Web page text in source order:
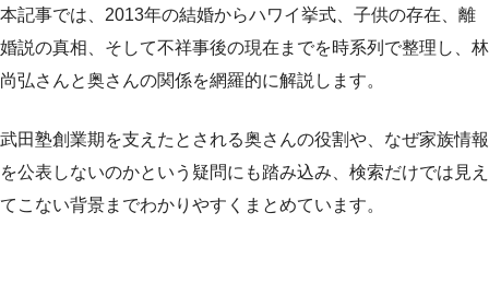
本記事では、2013年の結婚からハワイ挙式、子供の存在、離
婚説の真相、そして不祥事後の現在までを時系列で整理し、林
尚弘さんと奥さんの関係を網羅的に解説します。
武田塾創業期を支えたとされる奥さんの役割や、なぜ家族情報
を公表しないのかという疑問にも踏み込み、検索だけでは見え
てこない背景までわかりやすくまとめています。